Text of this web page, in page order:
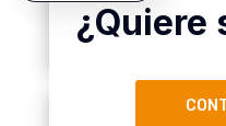
¿Quiere